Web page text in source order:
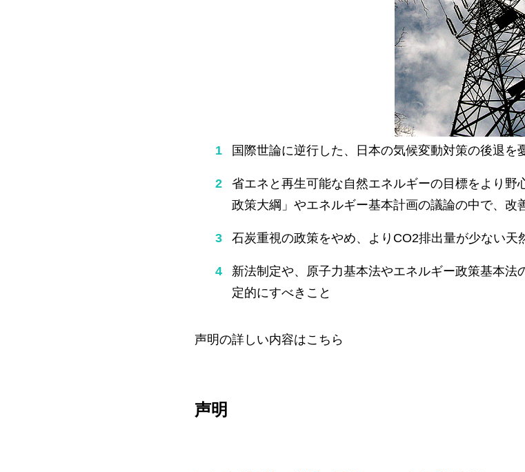
国際世論に逆行した、日本の気候変動対策の後退を
省エネと再生可能な自然エネルギーの目標をより野
政策大綱」やエネルギー基本計画の議論の中で、改
石炭重視の政策をやめ、よりCO2排出量が少ない天
新法制定や、原子力基本法やエネルギー政策基本法
定的にすべきこと
声明の詳しい内容はこちら
声明